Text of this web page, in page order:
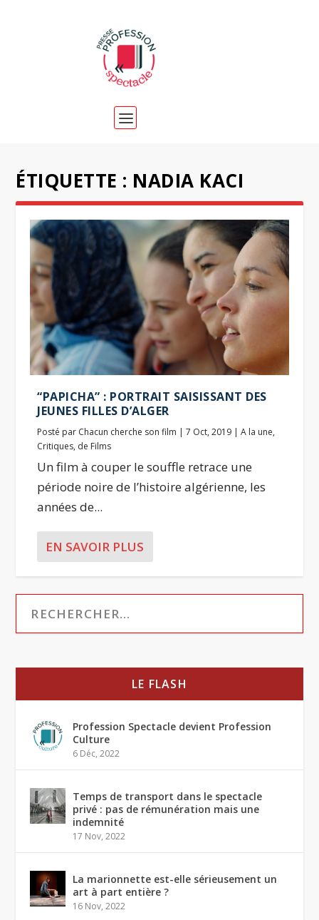
ÉTIQUETTE : NADIA KACI
“PAPICHA” : PORTRAIT SAISISSANT DES
JEUNES FILLES D’ALGER
Posté par Chacun cherche son film |7 Oct, 2019 |A la une,
Critiques, de Films
Un film à couper le souffle retrace une
période noire de l’histoire algérienne, les
années de...
EN SAVOIR PLUS
LE FLASH
Profession Spectacle devient Profession
Culture
6 Déc, 2022
Temps de transport dans le spectacle
privé : pas de rémunération mais une
indemnité
17 Nov, 2022
La marionnette est-elle sérieusement un
art à part entière ?
16 Nov, 2022